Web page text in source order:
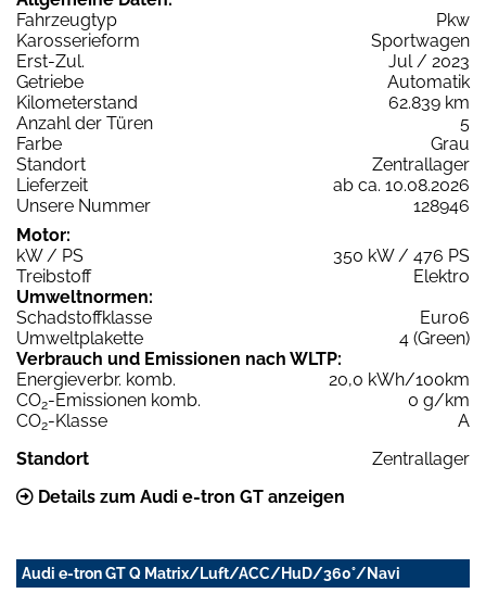
Fahrzeugtyp
Pkw
Karosserieform
Sportwagen
Erst-Zul.
Jul / 2023
Getriebe
Automatik
Kilometerstand
62.839 km
Anzahl der Türen
5
Farbe
Grau
Standort
Zentrallager
Lieferzeit
ab ca. 10.08.2026
Unsere Nummer
128946
Motor:
kW / PS
350 kW / 476 PS
Treibstoff
Elektro
Umweltnormen:
Schadstoffklasse
Euro6
Umweltplakette
4 (Green)
Verbrauch und Emissionen nach WLTP:
Energieverbr. komb.
20,0 kWh/100km
CO2-Emissionen komb.
0 g/km
CO2-Klasse
A
Standort
Zentrallager
Details zum Audi e-tron GT anzeigen
Audi e-tron GT Q Matrix/Luft/ACC/HuD/360°/Navi